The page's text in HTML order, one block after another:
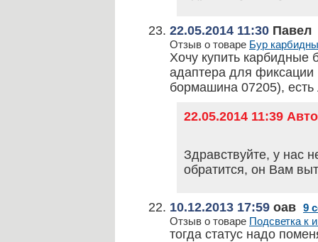
22.05.2014 11:30 Павел
Отзыв о товаре Бур
Хочу купить карбидные
адаптера для
бормашина 07205),
22.05.2014 11:39
Здравствуйте, у нас
обратится, он Вам
10.12.2013 17:59 оав 9
Отзыв о товаре Подсветка к
тогда статус надо